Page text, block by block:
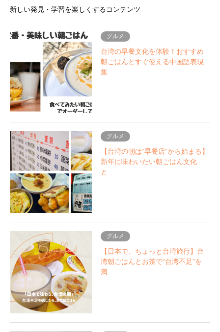
新しい発見・学習を楽しくするコンテンツ
グルメ
台湾の早餐文化を体験！おすすめ
朝ごはんとすぐ使える中国語表現
集
グルメ
【台湾の朝は“早餐店”から始まる】
新年に味わいたい朝ごはん文化
と…
グルメ
【日本で、ちょっと台湾旅行】台
湾朝ごはんとお茶で“台湾不足”を
満…